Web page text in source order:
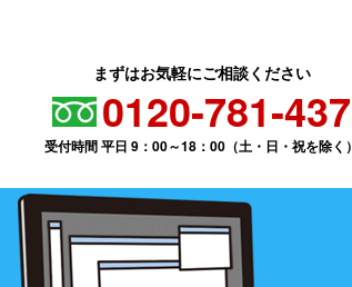
まずはお気軽にご相談ください
0120-781-437
受付時間 平日 9：00～18：00（土・日・祝を除く）